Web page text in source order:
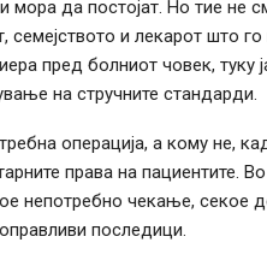
мора да постојат. Но тие не
семејството и лекарот што
пред болниот човек, туку
на стручните стандарди.
операција, а кому не,
права на пациентите. Во
непотребно чекање, секое
последици.